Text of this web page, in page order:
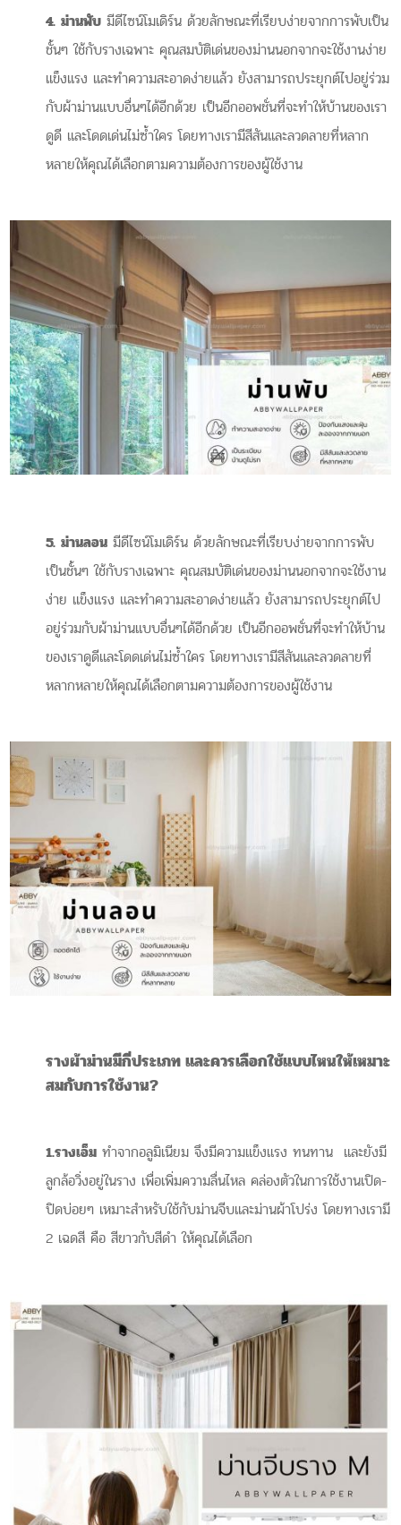
4. ม่านพับ มีดีไซน์โมเดิร์น ด้วยลักษณะที่เรียบง่ายจากการพับเป็น
ชั้นๆ ใช้กับรางเฉพาะ คุณสมบัติเด่นของม่านนอกจากจะใช้งานง่าย
แข็งแรง และทำความสะอาดง่ายแล้ว ยังสามารถประยุกต์ไปอยู่ร่วม
กับผ้าม่านแบบอื่นๆได้อีกด้วย เป็นอีกออพชั่นที่จะทำให้บ้านของเรา
ดูดี และโดดเด่นไม่ซ้ำใคร โดยทางเรามีสีสันและลวดลายที่หลาก
หลายให้คุณได้เลือกตามความต้องการของผู้ใช้งาน
5. ม่านลอน มีดีไซน์โมเดิร์น ด้วยลักษณะที่เรียบง่ายจากการพับ
เป็นชั้นๆ ใช้กับรางเฉพาะ คุณสมบัติเด่นของม่านนอกจากจะใช้งาน
ง่าย แข็งแรง และทำความสะอาดง่ายแล้ว ยังสามารถประยุกต์ไป
อยู่ร่วมกับผ้าม่านแบบอื่นๆได้อีกด้วย เป็นอีกออพชั่นที่จะทำให้บ้าน
ของเราดูดีและโดดเด่นไม่ซ้ำใคร โดยทางเรามีสีสันและลวดลายที่
หลากหลายให้คุณได้เลือกตามความต้องการของผู้ใช้งาน
รางผ้าม่านมีกี่ประเภทและควรเลือกใช้แบบไหนให้เหมาะ
สมกับการใช้งาน?
1.รางเอ็ม ทำจากอลูมิเนียม จึงมีความแข็งแรง ทนทาน และยังมี
ลูกล้อวิ่งอยู่ในราง เพื่อเพิ่มความลื่นไหล คล่องตัวในการใช้งานเปิด-
ปิดบ่อยๆ เหมาะสำหรับใช้กับม่านจีบและม่านผ้าโปร่ง โดยทางเรามี
2 เฉดสี คือ สีขาวกับสีดำ ให้คุณได้เลือก